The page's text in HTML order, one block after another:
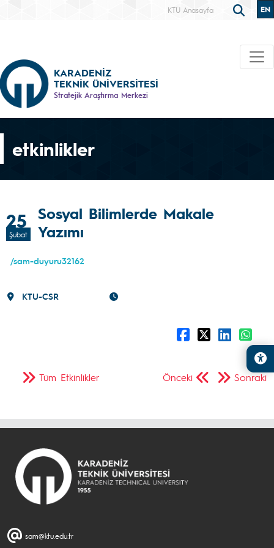
KTÜ Anasayfa EN
KARADENİZ
TEKNİK ÜNİVERSİTESİ
Stratejik Araştırma Merkezi
etkinlikler
25
Şubat
Sosyal Bilimlerde Makale
Yazımı
/sam-duyuru32162
KTU-CSR
Önceki Sonraki
Tüm Etkinlikler
sam@ktu.edu.tr